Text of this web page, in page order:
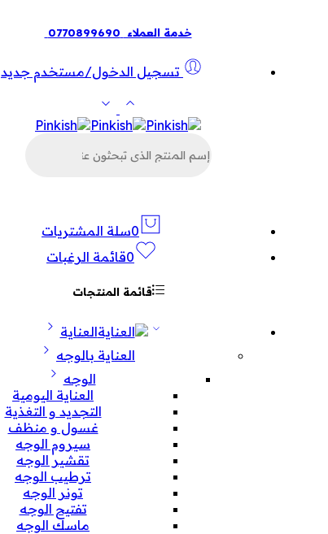
خدمة العملاء 0770899690
تسجيل الدخول/مستخدم جديد
عن
0سلة المشتريات
0قائمة الرغبات
قائمة المنتجات
العناية
العناية بالوجه
الوجه
العناية اليومية
التجديد و التغذية
غسول و منظف
سيروم الوجه
تقشير الوجه
ترطيب الوجه
تونر الوجه
تفتيح الوجه
ماسك الوجه